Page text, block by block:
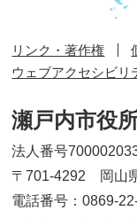
リンク・著作権
ウェブアクセシビリ
瀬戸内市役
法人番号
〒701-4292 岡山
電話番号：0869-